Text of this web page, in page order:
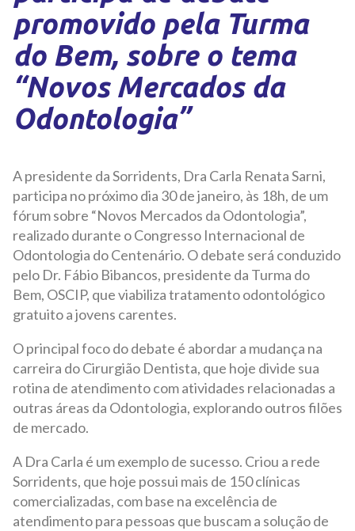
promovido pela Turma
do Bem, sobre o tema
“Novos Mercados da
Odontologia”
A presidente da Sorridents, Dra Carla Renata Sarni,
participa no próximo dia 30 de janeiro, às 18h, de um
fórum sobre “Novos Mercados da Odontologia”,
realizado durante o Congresso Internacional de
Odontologia do Centenário. O debate será conduzido
pelo Dr. Fábio Bibancos, presidente da Turma do
Bem, OSCIP, que viabiliza tratamento odontológico
gratuito a jovens carentes.
O principal foco do debate é abordar a mudança na
carreira do Cirurgião Dentista, que hoje divide sua
rotina de atendimento com atividades relacionadas a
outras áreas da Odontologia, explorando outros filões
de mercado.
A Dra Carla é um exemplo de sucesso. Criou a rede
Sorridents, que hoje possui mais de 150 clínicas
comercializadas, com base na excelência de
atendimento para pessoas que buscam a solução de